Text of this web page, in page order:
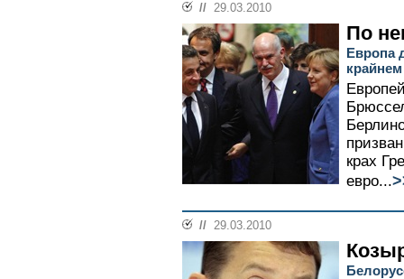
// 29.03.2010
По
Европа
крах
евро...
// 29.03.2010